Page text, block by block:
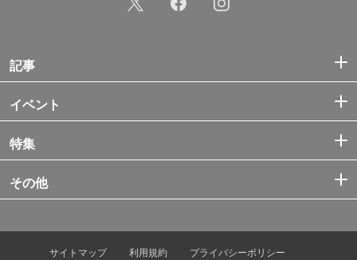
記事
イベント
特集
その他
サイトマップ 利用規約 プライバシーポリシー